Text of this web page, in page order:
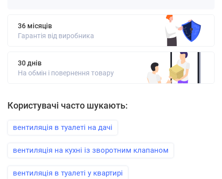
36 місяців
Гарантія від виробника
30 днів
На обмін і повернення товару
Користувачі часто шукають:
вентиляція в туалеті на дачі
вентиляція на кухні із зворотним клапаном
вентиляція в туалеті у квартирі